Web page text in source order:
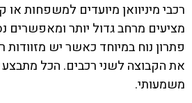
רכבי מיניוואן מיועדים למשפחות או
מציעים מרחב גדול יותר ומאפשרים
פתרון נוח במיוחד כאשר יש מזוודות
את הקבוצה לשני רכבים. הכל מתבצע
משמעותי.